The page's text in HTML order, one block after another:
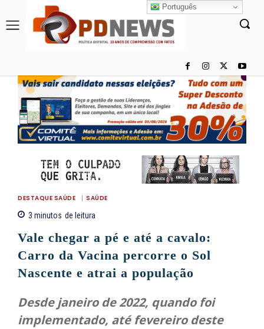
DESTAQUE SAÚDE SAÚDE
3 minutos de leitura
Vale chegar a pé e até a cavalo:
Carro da Vacina percorre o Sol
Nascente e atrai a população
Desde janeiro de 2022, quando foi
implementado, até fevereiro deste
Português